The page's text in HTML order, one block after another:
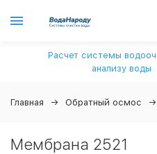
Расчет системы
анализу воды
Главная Обратный осмос
Мембрана 2521